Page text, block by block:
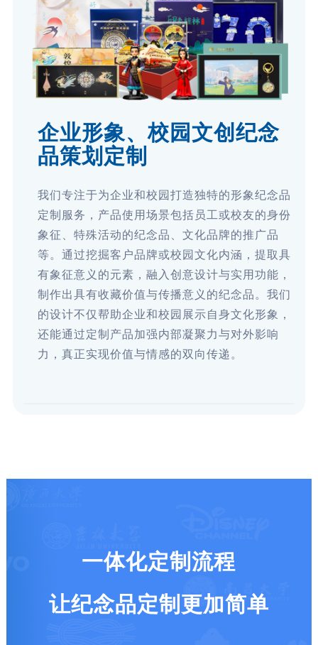
企业形象、校园文创纪念
品策划定制
我们专注于为企业和校园打造独特的形象纪念品
定制服务，产品使用场景包括员工或校友的身份
象征、特殊活动的纪念品、文化品牌的推广品
等。通过挖掘客户品牌或校园文化内涵，提取具
有象征意义的元素，融入创意设计与实用功能，
制作出具有收藏价值与传播意义的纪念品。我们
的设计不仅帮助企业和校园展示自身文化形象，
还能通过定制产品加强内部凝聚力与对外影响
力，真正实现价值与情感的双向传递。
一体化定制流程
让纪念品定制更加简单